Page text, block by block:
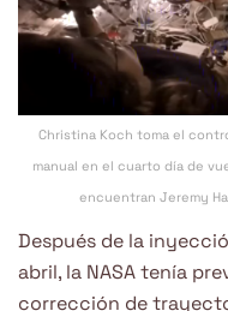
Christina Koch toma el
manual en el cuarto día de
encuentran Jeremy
Después de la
abril, la NASA tenía
corrección de